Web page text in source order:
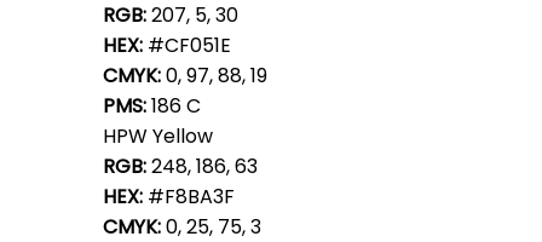
RGB:207, 5, 30
HEX: #CF051E
CMYK:0, 97, 88, 19
PMS:186 C
HPW Yellow
RGB:248, 186, 63
HEX: #F8BA3F
CMYK:0, 25, 75, 3